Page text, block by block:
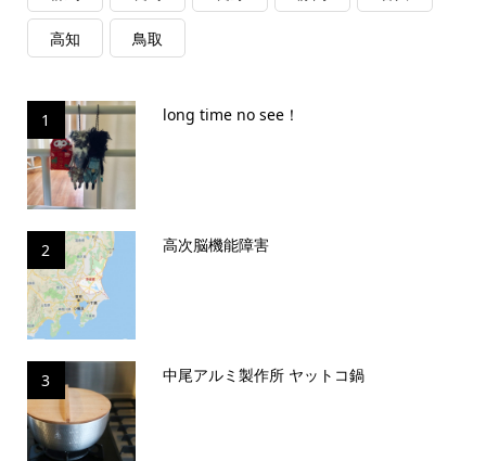
高知 鳥取
1 long time no see！
2 高次脳機能障害
3 中尾アルミ製作所 ヤットコ鍋